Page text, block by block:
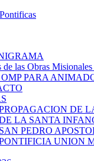
de las Obras
PARA
DE
LA SANTA
PEDRO
UNION